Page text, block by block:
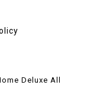
Deluxe All